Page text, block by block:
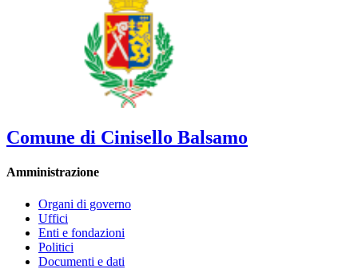
Comune di Cinisello Balsamo
Amministrazione
Organi di governo
Uffici
Enti e fondazioni
Politici
Documenti e dati